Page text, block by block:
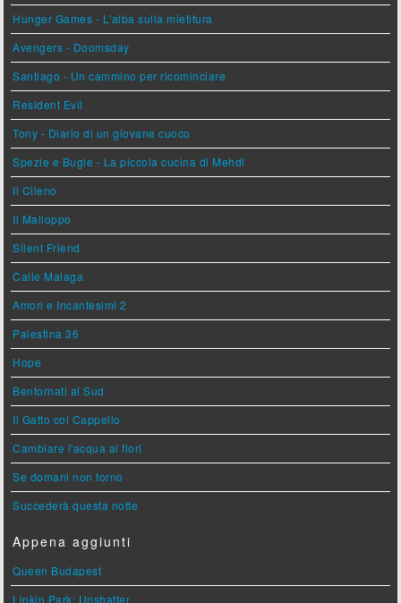
Hunger Games - L'alba sulla mietitura
Avengers - Doomsday
Santiago - Un cammino per ricominciare
Resident Evil
Tony - Diario di un giovane cuoco
Spezie e Bugie - La piccola cucina di Mehdi
Il Cileno
Il Malloppo
Silent Friend
Calle Malaga
Amori e Incantesimi 2
Palestina 36
Hope
Bentornati al Sud
Il Gatto col Cappello
Cambiare l'acqua ai fiori
Se domani non torno
Succederà questa notte
Appena aggiunti
Queen Budapest
Linkin Park: Unshatter